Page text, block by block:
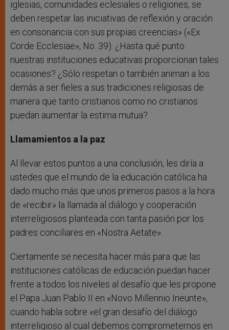
iglesias, comunidades eclesiales o religiones, se
deben respetar las iniciativas de reflexión y oración
en consonancia con sus propias creencias» («Ex
Corde Ecclesiae», No. 39). ¿Hasta qué punto
nuestras instituciones educativas proporcionan tales
ocasiones? ¿Sólo respetan o también animan a los
demás a ser fieles a sus tradiciones religiosas de
manera que tanto cristianos como no cristianos
puedan aumentar la estima mutua?
Llamamientos a la paz
Al llevar estos puntos a una conclusión, les diría a
ustedes que el mundo de la educación católica ha
dado mucho más que unos primeros pasos a la hora
de «recibir» la llamada al diálogo y cooperación
interreligiosos planteada con tanta pasión por los
padres conciliares en «Nostra Aetate».
Ciertamente se necesita hacer más para que las
instituciones católicas de educación puedan hacer
frente a todos los niveles al desafío que les propone
el Papa Juan Pablo II en «Novo Millennio Ineunte»,
cuando habla sobre «el gran desafío del diálogo
interreligioso al cual debemos comprometernos en